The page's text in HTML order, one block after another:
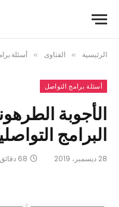
الرئيسية » الفتاوى » أسئلة
أسئلة برامج التواصل
الأجوبة
البرامج التواصلية 101-
28 ديسمبر، 2019 68 دقائق